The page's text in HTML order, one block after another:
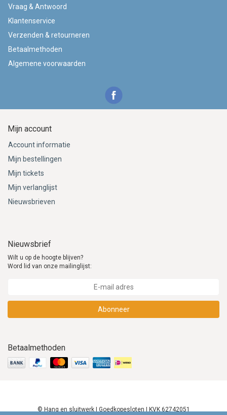
Vraag & Antwoord
Klantenservice
Verzenden & retourneren
Betaalmethoden
Algemene voorwaarden
Mijn account
Account informatie
Mijn bestellingen
Mijn tickets
Mijn verlanglijst
Nieuwsbrieven
Nieuwsbrief
Wilt u op de hoogte blijven?
Word lid van onze mailinglijst:
Abonneer
Betaalmethoden
© Hang en sluitwerk | Goedkopesloten | KVK 62742051